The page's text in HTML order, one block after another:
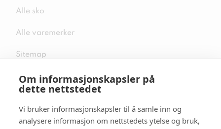
Om informasjonskapsler på
dette nettstedet
Vi bruker informasjonskapsler til å samle inn og
analysere informasjon om nettstedets ytelse og bruk,
Alle sko
Alle varemerker
Sitemap
Følg oss i sosiale medier